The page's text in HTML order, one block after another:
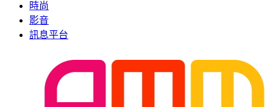
時尚
影音
訊息平台